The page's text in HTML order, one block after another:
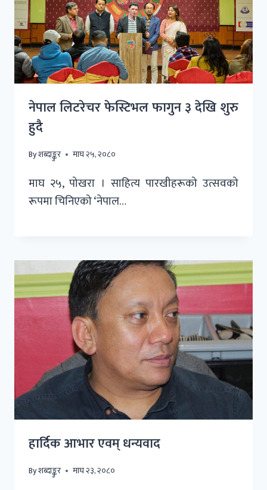
नेपाल लिटरेचर फेस्टिभल फागुन ३ देखि शुरु
हुदै
Byशब्दाङ्कुर माघ २५, २०८०
माघ २५, पोखरा । साहित्य पारखीहरूको उत्सवको
रूपमा चिनिएको ‘नेपाल…
हार्दिक आभार एवम् धन्यवाद
Byशब्दाङ्कुर माघ २३, २०८०